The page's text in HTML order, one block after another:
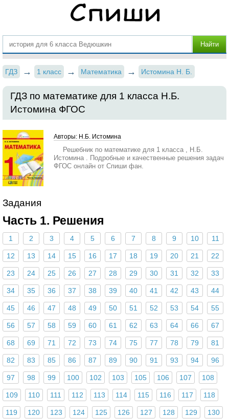
ГДЗ 1 класс Математика Истомина Н. Б.
ГДЗ по математике для 1 класса Н.Б.
Истомина ФГОС
Авторы: Н.Б. Истомина
Решебник по математике для 1 класса , Н.Б.
Истомина . Подробные и качественные решения задач
ФГОС онлайн от Спиши фан.
Задания
Часть 1. Решения
1 2 3 4 5 6 7 8 9 10 11
12 13 14 15 16 17 18 19 20 21 22
23 24 25 26 27 28 29 30 31 32 33
34 35 36 37 38 39 40 41 42 43 44
45 46 47 48 49 50 51 52 53 54 55
56 57 58 59 60 61 62 63 64 66 67
68 69 71 72 73 74 75 77 78 79 81
82 83 85 86 87 89 90 91 93 94 96
97 98 99 100 102 103 105 106 107 108
109 110 111 112 113 114 115 116 117 118
119 120 123 124 125 126 127 128 129 130